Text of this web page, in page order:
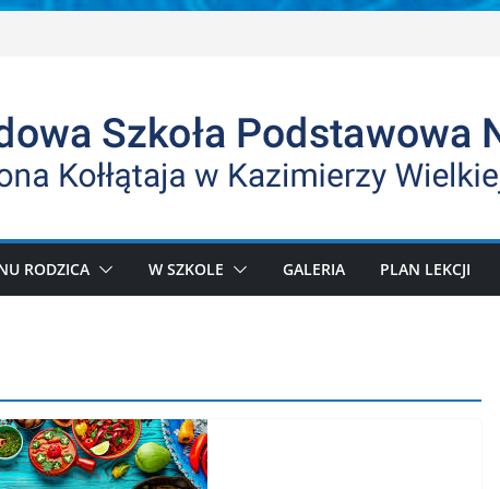
RODZICA W SZKOLE GALERIA PLAN LEKCJI